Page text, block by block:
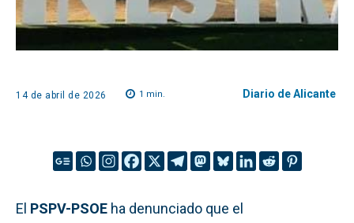
14 de abril de 2026 1 min. Diario de Alicante
El PSPV-PSOE ha denunciado que el